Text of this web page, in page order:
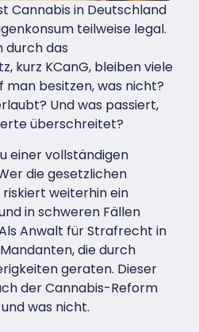
Cannabis in Deutschland
teilweise legal.
durch das
kurz KCanG, bleiben viele
man besitzen, was nicht?
Und was passiert,
überschreitet?
einer vollständigen
die gesetzlichen
weiterhin ein
in schweren Fällen
Anwalt für Strafrecht in
die durch
geraten. Dieser
der Cannabis-Reform
was nicht.